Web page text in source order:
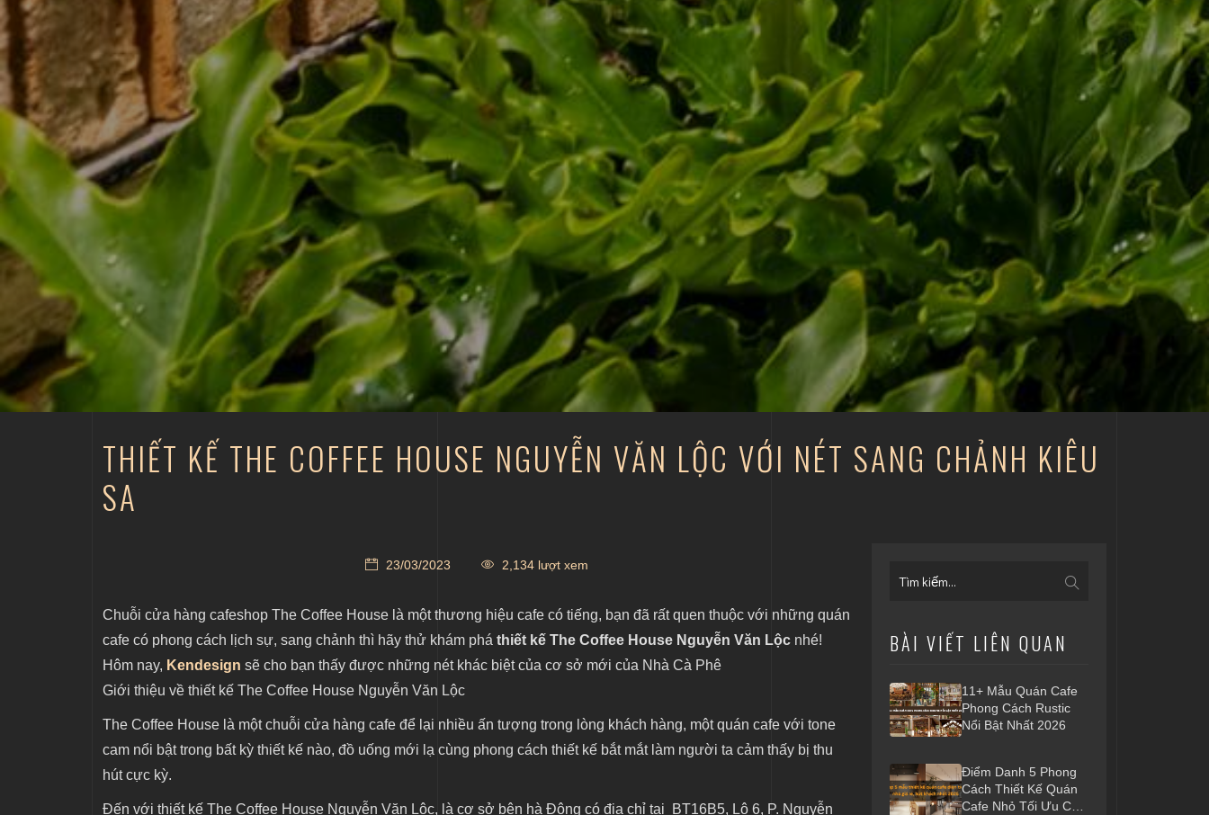
THIẾT KẾ THE COFFEE HOUSE NGUYỄN VĂN LỘC VỚI NÉT SANG CHẢNH KIÊU
SA
23/03/2023 2,134 lượt xem
Chuỗi cửa hàng cafeshop The Coffee House là một thương hiệu cafe có tiếng, bạn đã rất quen thuộc với những quán
cafe có phong cách lịch sự, sang chảnh thì hãy thử khám phá thiết kế The Coffee House Nguyễn Văn Lộc nhé!
Hôm nay, Kendesign sẽ cho bạn thấy được những nét khác biệt của cơ sở mới của Nhà Cà Phê
Giới thiệu về thiết kế The Coffee House Nguyễn Văn Lộc
The Coffee House là một chuỗi cửa hàng cafe để lại nhiều ấn tượng trong lòng khách hàng, một quán cafe với tone
cam nổi bật trong bất kỳ thiết kế nào, đồ uống mới lạ cùng phong cách thiết kế bắt mắt làm người ta cảm thấy bị thu
hút cực kỳ.
Đến với thiết kế The Coffee House Nguyễn Văn Lộc, là cơ sở bên hà Đông có địa chỉ tại BT16B5, Lô 6, P. Nguyễn
BÀI VIẾT LIÊN QUAN
11+ Mẫu Quán Cafe
Phong Cách Rustic
Nổi Bật Nhất 2026
Điểm Danh 5 Phong
Cách Thiết Kế Quán
Cafe Nhỏ Tối Ưu Chi